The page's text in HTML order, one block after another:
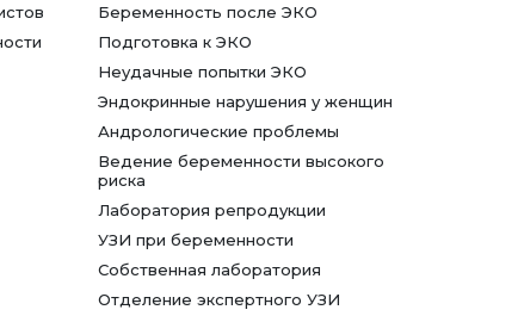
Беременность после ЭКО
Подготовка к ЭКО
Неудачные попытки ЭКО
Эндокринные нарушения у женщин
Андрологические проблемы
Ведение беременности высокого
риска
Лаборатория репродукции
УЗИ при беременности
Собственная лаборатория
Отделение экспертного УЗИ